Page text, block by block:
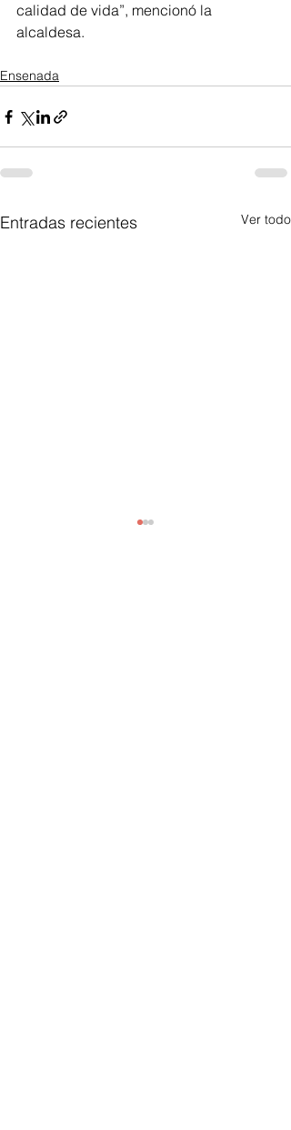
calidad de vida”, mencionó la
alcaldesa.
Ensenada
Entradas recientes Ver todo